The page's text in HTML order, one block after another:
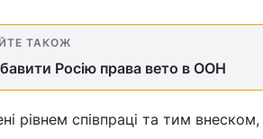
ТАКОЖ
Росію права вето в ООН
рівнем співпраці та тим